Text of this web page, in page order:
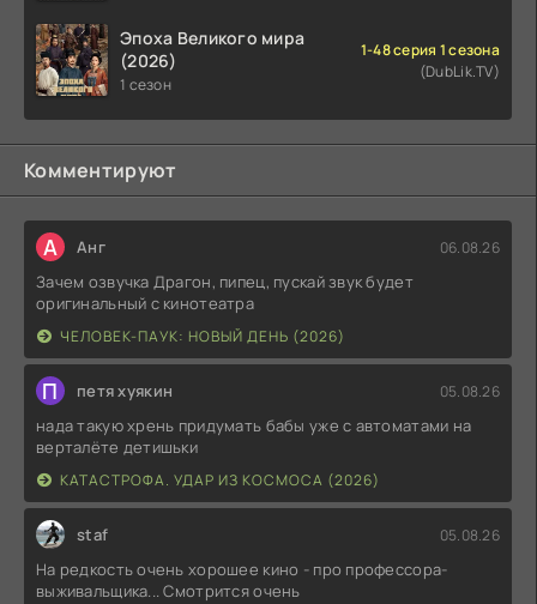
Эпоха Великого мира
(2026)
1 сезон
1-48 серия 1 сезона
(DubLik.TV)
Комментируют
А Анг 06.08.26
Зачем озвучка Драгон, пипец, пускай звук будет
оригинальный с кинотеатра
ЧЕЛОВЕК-ПАУК: НОВЫЙ ДЕНЬ (2026)
П петя хуякин 05.08.26
нада такую хрень придумать бабы уже с автоматами на
верталёте детишьки
КАТАСТРОФА. УДАР ИЗ КОСМОСА (2026)
staf 05.08.26
На редкость очень хорошее кино - про профессора-
выживальщика... Смотрится очень